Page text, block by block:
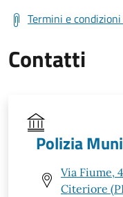
Termini e
Contatti
Polizia
Via Fiume,
Citeriore